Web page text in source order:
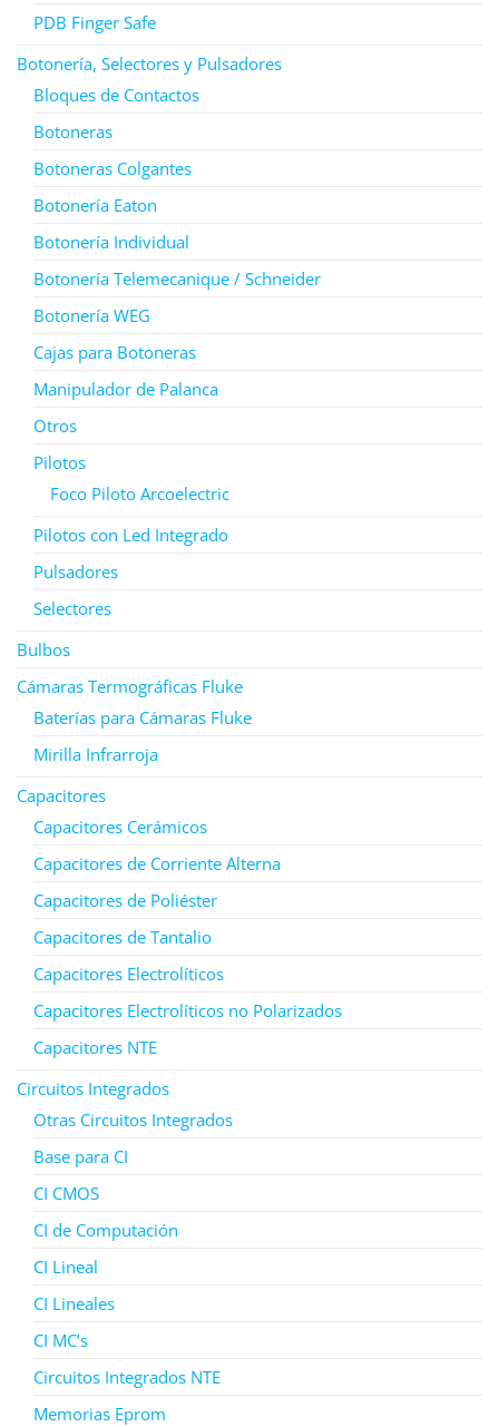
PDB Finger Safe
Botonería, Selectores y Pulsadores
Bloques de Contactos
Botoneras
Botoneras Colgantes
Botonería Eaton
Botonería Individual
Botonería Telemecanique / Schneider
Botonería WEG
Cajas para Botoneras
Manipulador de Palanca
Otros
Pilotos
Foco Piloto Arcoelectric
Pilotos con Led Integrado
Pulsadores
Selectores
Bulbos
Cámaras Termográficas Fluke
Baterías para Cámaras Fluke
Mirilla Infrarroja
Capacitores
Capacitores Cerámicos
Capacitores de Corriente Alterna
Capacitores de Poliéster
Capacitores de Tantalio
Capacitores Electrolíticos
Capacitores Electrolíticos no Polarizados
Capacitores NTE
Circuitos Integrados
Otras Circuitos Integrados
Base para CI
CI CMOS
CI de Computación
CI Lineal
CI Lineales
CI MC’s
Circuitos Integrados NTE
Memorias Eprom